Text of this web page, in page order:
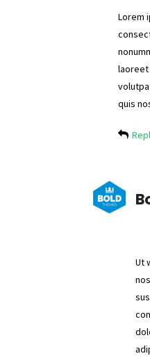
Lorem
laoreet
quis
Ut